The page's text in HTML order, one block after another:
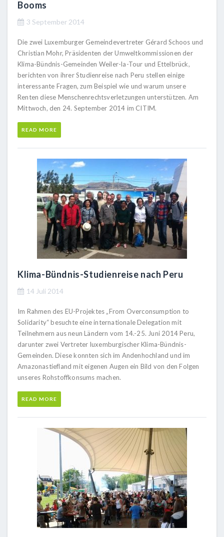
Booms
3 September 2014
Die zwei Luxemburger Gemeindevertreter Gérard Schoos und
Christian Mohr, Präsidenten der Umweltkommissionen der
Klima-Bündnis-Gemeinden Weiler-la-Tour und Ettelbrück,
berichten von ihrer Studienreise nach Peru stellen einige
interessante Fragen, zum Beispiel wie und warum unsere
Renten diese Menschenrechtsverletzungen unterstützen. Am
Mittwoch, den 24. September 2014 im CITIM.
READ MORE
Klima-Bündnis-Studienreise nach Peru
14 Juli 2014
Im Rahmen des EU-Projektes „From Overconsumption to
Solidarity“ besuchte eine internationale Delegation mit
Teilnehmern aus neun Ländern vom 14.-25. Juni 2014 Peru,
darunter zwei Vertreter luxemburgischer Klima-Bündnis-
Gemeinden. Diese konnten sich im Andenhochland und im
Amazonastiefland mit eigenen Augen ein Bild von den Folgen
unseres Rohstoffkonsums machen.
READ MORE